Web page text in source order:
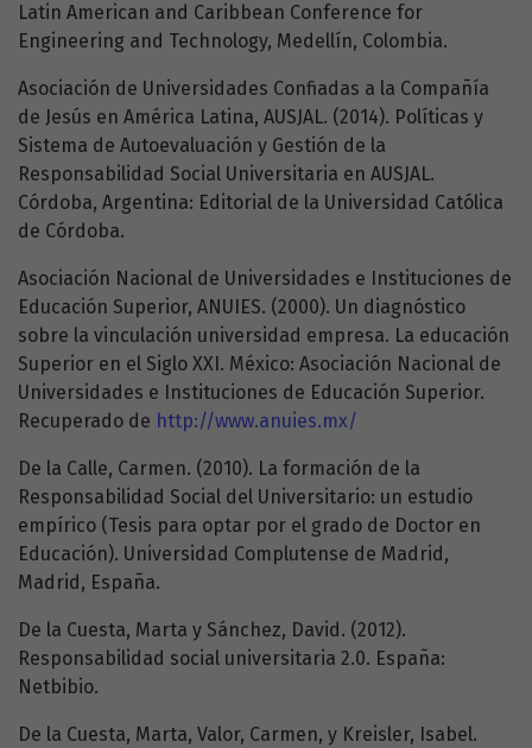
Latin American and Caribbean Conference for
Engineering and Technology, Medellín, Colombia.
Asociación de Universidades Confiadas a la Compañía
de Jesús en América Latina, AUSJAL. (2014). Políticas y
Sistema de Autoevaluación y Gestión de la
Responsabilidad Social Universitaria en AUSJAL.
Córdoba, Argentina: Editorial de la Universidad Católica
de Córdoba.
Asociación Nacional de Universidades e Instituciones de
Educación Superior, ANUIES. (2000). Un diagnóstico
sobre la vinculación universidad empresa. La educación
Superior en el Siglo XXI. México: Asociación Nacional de
Universidades e Instituciones de Educación Superior.
Recuperado de http://www.anuies.mx/
De la Calle, Carmen. (2010). La formación de la
Responsabilidad Social del Universitario: un estudio
empírico (Tesis para optar por el grado de Doctor en
Educación). Universidad Complutense de Madrid,
Madrid, España.
De la Cuesta, Marta y Sánchez, David. (2012).
Responsabilidad social universitaria 2.0. España:
Netbibio.
De la Cuesta, Marta, Valor, Carmen, y Kreisler, Isabel.